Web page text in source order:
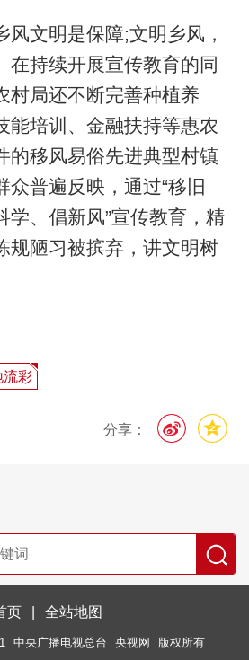
文明是保障;文明乡风，
在持续开展宣传教育的同
村局还不断完善种植养
能培训、金融扶持等惠农
的移风易俗先进典型村镇
众普遍反映，通过“移旧
学、倡新风”宣传教育，精
规陋习被摈弃，讲文明树
流彩
分享：
页 全站地图
中央广播电视总台 央视网 版权所有